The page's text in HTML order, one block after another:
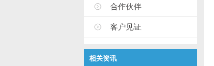
合作伙伴
客户见证
相关资讯